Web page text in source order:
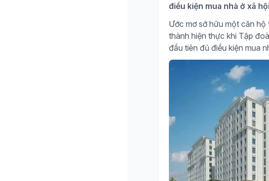
điều kiện mua nhà ở xã hội
Ước mơ sở hữu một căn
thành hiện thực khi Tập
đầu tiên đủ điều kiện mua